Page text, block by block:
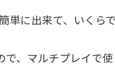
単に出来て、いくら
、マルチプレイで